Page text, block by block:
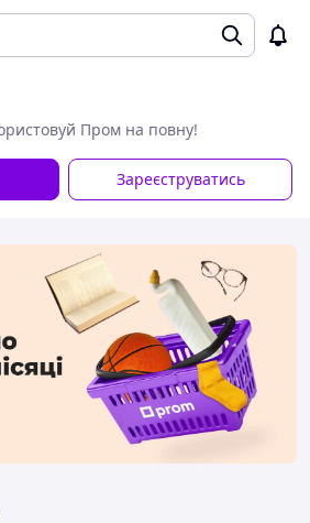
Пром на повну!
Зареєструватись